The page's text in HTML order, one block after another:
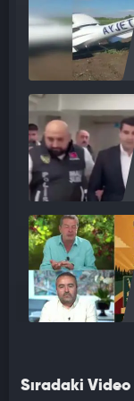
Sıradaki Video